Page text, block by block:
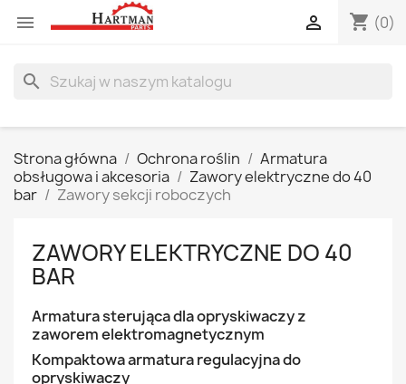
 shopping_cart (0)

search
Strona główna Ochrona roślin
Armatura
obsługowa i akcesoria
Zawory elektryczne do 40
bar
Zawory sekcji roboczych
ZAWORY ELEKTRYCZNE DO 40
BAR
Armatura sterująca dla opryskiwaczy z
zaworem elektromagnetycznym
Kompaktowa armatura regulacyjna do
opryskiwaczy